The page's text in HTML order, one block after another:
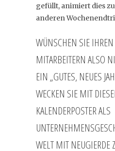
gefüllt, animiert dies
anderen
WÜNSCHEN SIE
MITARBEITERN ALSO
EIN „GUTES, NEUES
WECKEN SIE MIT
KALENDERPOSTER ALS
WELT MIT NEUGIERDE